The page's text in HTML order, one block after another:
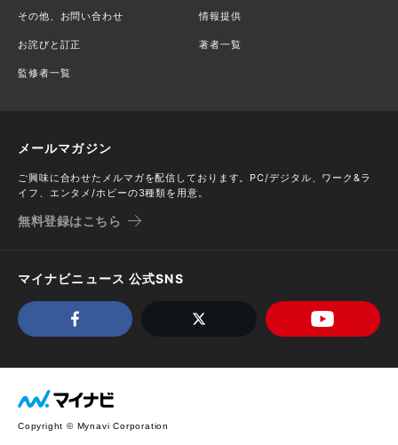
その他、お問い合わせ 情報提供
お詫びと訂正 著者一覧
監修者一覧
メールマガジン
ご興味に合わせたメルマガを配信しております。PC/デジタル、ワーク&ラ
イフ、エンタメ/ホビーの3種類を用意。
無料登録はこちら
マイナビニュース 公式SNS
Copyright © Mynavi Corporation